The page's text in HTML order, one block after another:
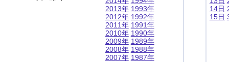
2013年
2012年
2011年
2010年
2009年
2008年
2007年
1993年
1992年
1991年
1990年
1989年
1988年
1987年
14日
15日